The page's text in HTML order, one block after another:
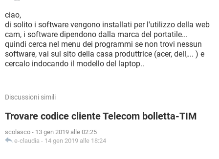
ciao,
di solito i software vengono installati per l'utilizzo della web
cam, i software dipendono dalla marca del portatile...
quindi cerca nel menu dei programmi se non trovi nessun
software, vai sul sito della casa produttrice (acer, dell,... ) e
cercalo indocando il modello del laptop..
Discussioni simili
Trovare codice cliente Telecom bolletta-TIM
scolasco - 13 gen 2019 alle 02:25
e-claudia - 14 gen 2019 alle 18:24